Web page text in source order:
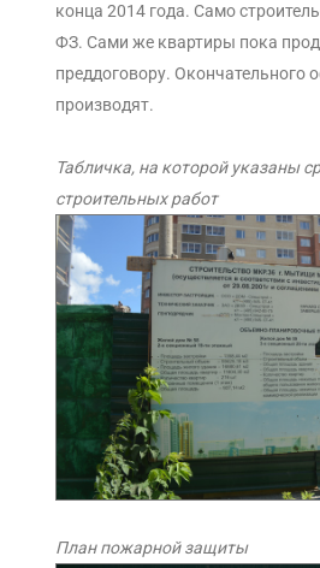
конца 2014 года. Само
ФЗ. Сами же квартиры пока
преддоговору. Окончательного
производят.
Табличка, на которой указаны
строительных работ
План пожарной защиты